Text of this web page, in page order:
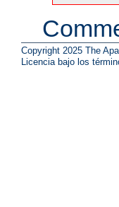
Copyright 2025 The
Licencia bajo los